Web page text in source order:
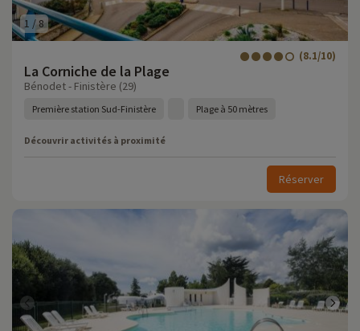
1 /8
La Corniche de la Plage
(8.1/10)
Bénodet - Finistère (29)
Première station Sud-Finistère Plage à 50 mètres
Découvrir activités à proximité
Réserver